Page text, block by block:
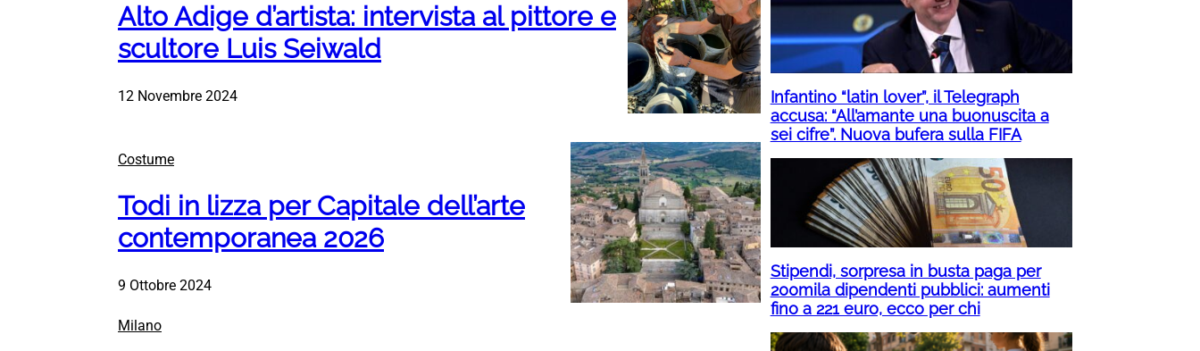
Alto Adige d’artista: intervista al pittore e
scultore Luis Seiwald
12 Novembre 2024
Costume
Todi in lizza per Capitale dell’arte
contemporanea 2026
9 Ottobre 2024
Milano
Infantino “latin lover”, il Telegraph
accusa: “All’amante una buonuscita a
sei cifre”. Nuova bufera sulla FIFA
Stipendi, sorpresa in busta paga per
200mila dipendenti pubblici: aumenti
fino a 221 euro, ecco per chi